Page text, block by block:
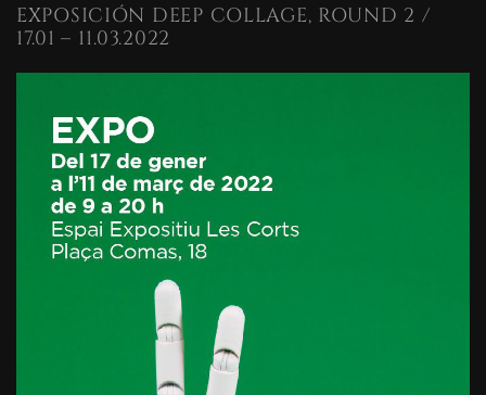
EXPOSICIÓN DEEP COLLAGE, ROUND 2 /
17.01 – 11.03.2022